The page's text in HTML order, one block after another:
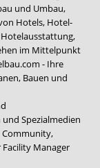
und Umbau,
Hotels, Hotel-
im Mittelpunkt
- Ihre
Bauen und
Spezialmedien
,
Facility Manager